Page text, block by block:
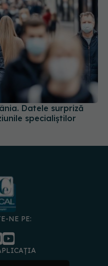
Datele surpriză
specialiștilor
NE PE: